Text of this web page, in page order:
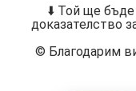
⬇️ Той ще бъде
доказателство
©️ Благодарим